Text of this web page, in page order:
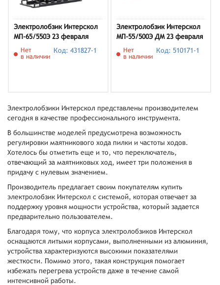
Электролобзик Интерскол
МП-65/550Э 23 февраля
Нет
в наличии
Код: 431827-1
Электролобзик Интерскол
МП-55/500Э ДМ 23 февраля
Нет
в наличии
Код: 510171-1
Электролобзики Интерскол представлены производителем
сегодня в качестве профессионального инструмента.
В большинстве моделей предусмотрена возможность
регулировки маятникового хода пилки и частоты ходов.
Хотелось бы отметить еще и то, что переключатель,
отвечающий за маятниковых ход, имеет три положения в
придачу с нулевым значением.
Производитель предлагает своим покупателям купить
электролобзик Интерскол с системой, которая отвечает за
поддержку уровня мощности устройства, который задается
предварительно пользователем.
Благодаря тому, что корпуса электролобзиков Интерскол
оснащаются литыми корпусами, выполненными из алюминия,
устройства характеризуются высокими показателями
жесткости. Помимо этого, такая конструкция помогает
избежать перегрева устройств даже в течение самой
интенсивной работы.